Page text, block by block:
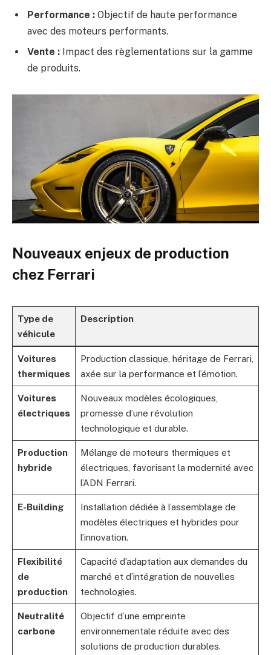
Performance : Objectif de haute performance
avec des moteurs performants.
Vente : Impact des règlementations sur la gamme
de produits.
Nouveaux enjeux de production
chez Ferrari
Type de
véhicule
Description
Voitures
thermiques
Production classique, héritage de Ferrari,
axée sur la performance et l’émotion.
Voitures
électriques
Nouveaux modèles écologiques,
promesse d’une révolution
technologique et durable.
Production
hybride
Mélange de moteurs thermiques et
électriques, favorisant la modernité avec
l’ADN Ferrari.
E-Building
Installation dédiée à l’assemblage de
modèles électriques et hybrides pour
l’innovation.
Flexibilité
de
production
Capacité d’adaptation aux demandes du
marché et d’intégration de nouvelles
technologies.
Neutralité
carbone
Objectif d’une empreinte
environnementale réduite avec des
solutions de production durables.